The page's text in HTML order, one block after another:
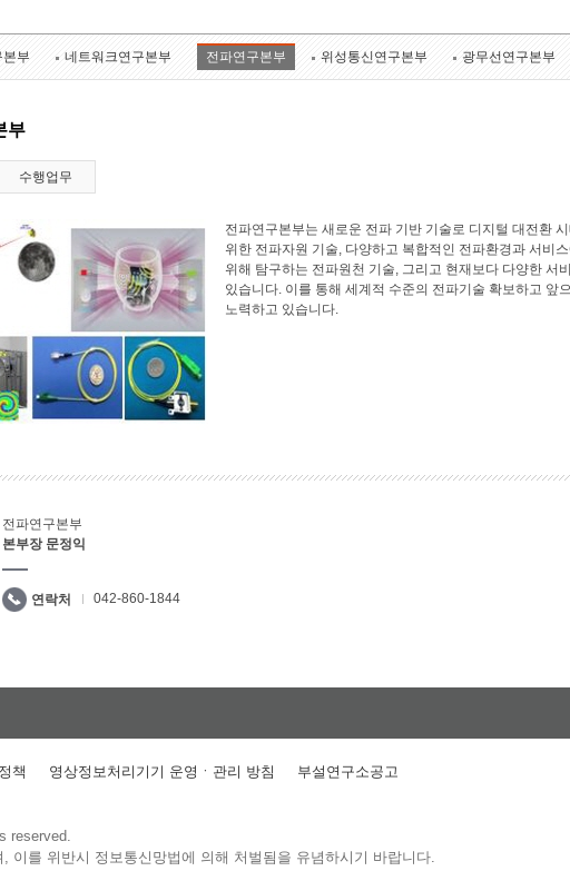
본부 네트워크연구본부 전파연구본부 위성통신연구본부 광무선연구본부
부
수행업무
전파연구본부는 새로운 전파 기반 기술로 디지털 대전환
위한 전파자원 기술, 다양하고 복합적인 전파환경과 서비
위해 탐구하는 전파원천 기술, 그리고 현재보다 다양한 서
있습니다. 이를 통해 세계적 수준의 전파기술 확보하고 앞
노력하고 있습니다.
전파연구본부
본부장 문정익
연락처 042-860-1844
책 영상정보처리기기 운영ㆍ관리 방침 부설연구소공고
reserved.
이를 위반시 정보통신망법에 의해 처벌됨을 유념하시기 바랍니다.